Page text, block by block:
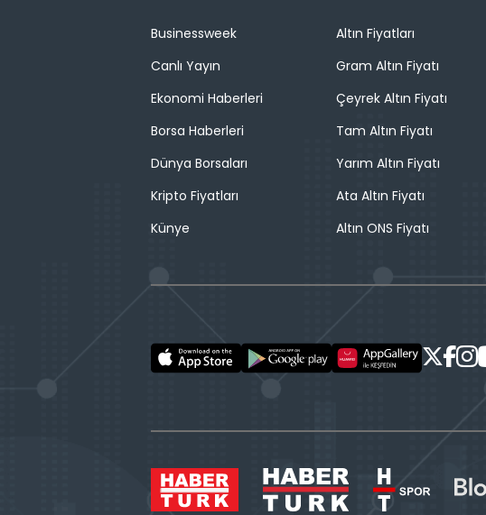
Businessweek
Canlı Yayın
Ekonomi Haberleri
Borsa Haberleri
Dünya Borsaları
Kripto Fiyatları
Künye
Altın Fiyatları
Gram Altın Fiyatı
Çeyrek Altın Fiyatı
Tam Altın Fiyatı
Yarım Altın Fiyatı
Ata Altın Fiyatı
Altın ONS Fiyatı